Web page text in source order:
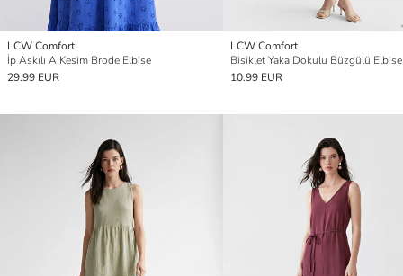
LCW Comfort
İp Askılı A Kesim Brode Elbise
29.99 EUR
LCW Comfort
Bisiklet Yaka Dokulu Büzgülü Elbise
10.99 EUR